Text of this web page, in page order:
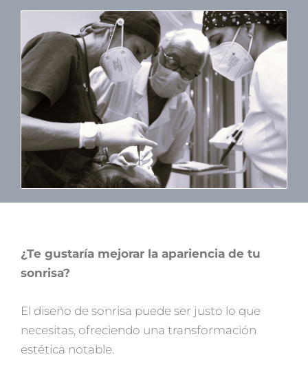
¿Te gustaría mejorar la apariencia de tu
sonrisa?
El diseño de sonrisa puede ser justo lo que
necesitas, ofreciendo una transformación
estética notable.